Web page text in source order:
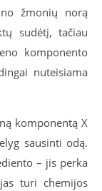
žmonių norą
sudėtį, tačiau
komponento
nuteisiama
komponentą X
sausinti odą.
– jis perka
turi chemijos